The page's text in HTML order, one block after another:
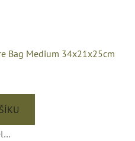
Bag Medium 34x21x25cm